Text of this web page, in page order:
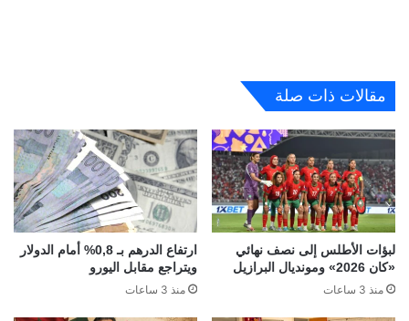
مقالات ذات صلة
لبؤات الأطلس إلى نصف نهائي
«كان 2026» ومونديال البرازيل
منذ 3 ساعات
ارتفاع الدرهم بـ 0,8% أمام الدولار
ويتراجع مقابل اليورو
منذ 3 ساعات